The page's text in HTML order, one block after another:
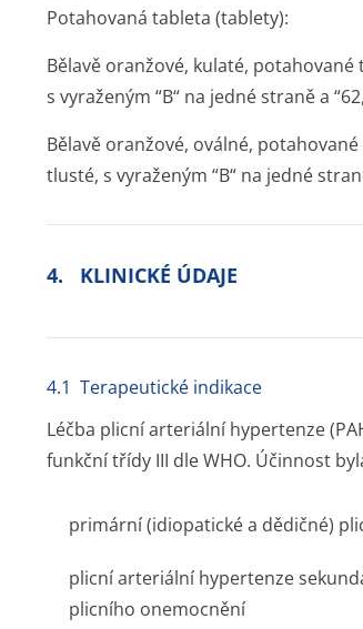
Potahovaná tableta (tablety):
Bělavě oranžové, kulaté,
s vyraženým “B“ na jedné straně a
Bělavě oranžové, oválné,
tlusté, s vyraženým “B“ na jedné
4. KLINICKÉ ÚDAJE
4.1 Terapeutické indikace
Léčba plicní arteriální hypertenze
funkční třídy III dle WHO. Účinnost
primární (idiopatické a dědičné)
plicní arteriální hypertenze
plicního onemocnění